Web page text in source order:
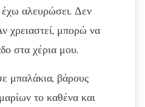
αλευρώσει. Δεν
χρειαστεί, μπορώ να
στα χέρια μου.
μπαλάκια, βάρους
το καθένα και